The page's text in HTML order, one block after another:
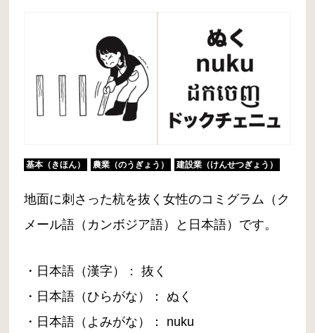
基本（きほん） 農業（のうぎょう） 建設業（けんせつぎょう）
地面に刺さった杭を抜く女性のコミグラム（ク
メール語（カンボジア語）と日本語）です。
・日本語（漢字）： 抜く
・日本語（ひらがな）： ぬく
・日本語（よみがな）： nuku